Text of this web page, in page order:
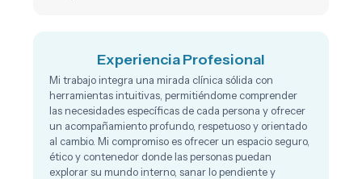
Experiencia Profesional
Mi trabajo integra una mirada clínica sólida con
herramientas intuitivas, permitiéndome comprender
las necesidades específicas de cada persona y ofrecer
un acompañamiento profundo, respetuoso y orientado
al cambio. Mi compromiso es ofrecer un espacio seguro,
ético y contenedor donde las personas puedan
explorar su mundo interno, sanar lo pendiente y